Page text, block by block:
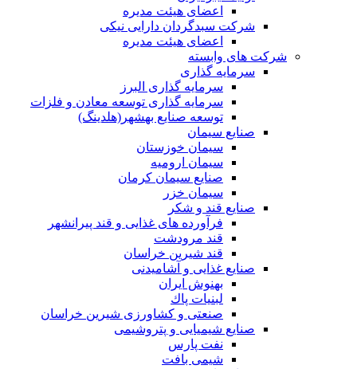
اعضای هیئت مدیره
شرکت سبدگردان دارایی نیکی
اعضای هیئت مدیره
شرکت های وابسته
سرمایه گذاری
سرمایه گذاری البرز
سرمایه گذاری توسعه معادن و فلزات
توسعه‌ صنایع‌ بهشهر(هلدینگ)
صنایع سیمان
سیمان خوزستان
سیمان ارومیه
صنایع سیمان کرمان
سیمان خزر
صنایع قند و شکر
فرآورده های غذایی و قند پیرانشهر
قند مرودشت
قند شیرین خراسان
صنایع غذايی و آشاميدنی
بهنوش ایران
لبنيات پاك
صنعتی و کشاورزی شیرین خراسان
صنایع شیمیایی و پتروشیمی
نفت پارس
شیمی بافت